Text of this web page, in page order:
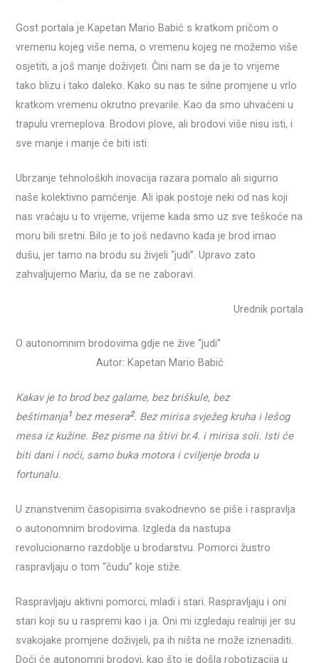
Gost portala je Kapetan Mario Babić s kratkom pričom o
vremenu kojeg više nema, o vremenu kojeg ne možemo više
osjetiti, a još manje doživjeti. Čini nam se da je to vrijeme
tako blizu i tako daleko. Kako su nas te silne promjene u vrlo
kratkom vremenu okrutno prevarile. Kao da smo uhvaćeni u
trapulu vremeplova. Brodovi plove, ali brodovi više nisu isti, i
sve manje i manje će biti isti.
Ubrzanje tehnoloških inovacija razara pomalo ali sigurno
naše kolektivno pamćenje. Ali ipak postoje neki od nas koji
nas vraćaju u to vrijeme, vrijeme kada smo uz sve teškoće na
moru bili sretni. Bilo je to još nedavno kada je brod imao
dušu, jer tamo na brodu su živjeli “judi”. Upravo zato
zahvaljujemo Mariu, da se ne zaboravi.
Urednik portala
O autonomnim brodovima gdje ne žive “judi”
Autor: Kapetan Mario Babić
Kakav je to brod bez galame, bez briškule, bez
beštimanja1 bez mesera2. Bez mirisa svježeg kruha i lešog
mesa iz kužine. Bez pisme na štivi br.4. i mirisa soli. Isti će
biti dani i noći, samo buka motora i cviljenje broda u
fortunalu.
U znanstvenim časopisima svakodnevno se piše i raspravlja
o autonomnim brodovima. Izgleda da nastupa
revolucionarno razdoblje u brodarstvu. Pomorci žustro
raspravljaju o tom “čudu” koje stiže.
Raspravljaju aktivni pomorci, mladi i stari. Raspravljaju i oni
stari koji su u raspremi kao i ja. Oni mi izgledaju realniji jer su
svakojake promjene doživjeli, pa ih ništa ne može iznenaditi.
Doći će autonomni brodovi, kao što je došla robotizacija u